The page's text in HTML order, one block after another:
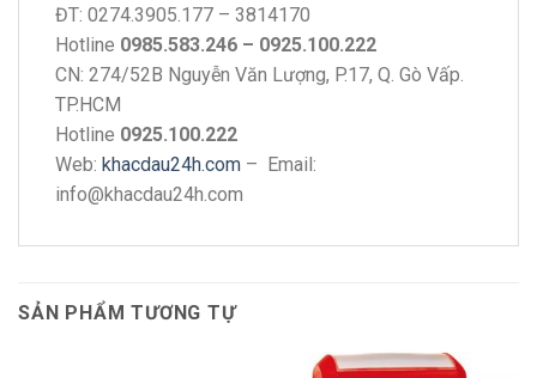
ĐT: 0274.3905.177 – 3814170
Hotline 0985.583.246 – 0925.100.222
CN: 274/52B Nguyễn Văn Lượng, P.17, Q. Gò Vấp.
TP.HCM
Hotline 0925.100.222
Web: khacdau24h.com – Email:
info@khacdau24h.com
SẢN PHẨM TƯƠNG TỰ